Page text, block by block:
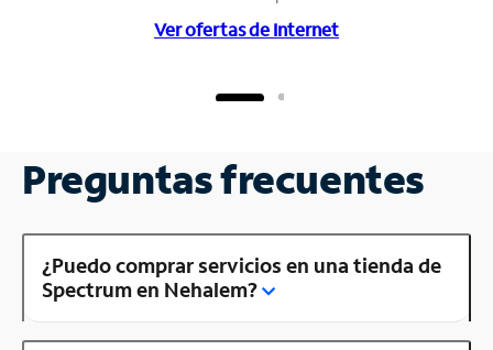
Ver ofertas de Internet
Preguntas frecuentes
¿Puedo comprar servicios en una tienda de
Spectrum en Nehalem?